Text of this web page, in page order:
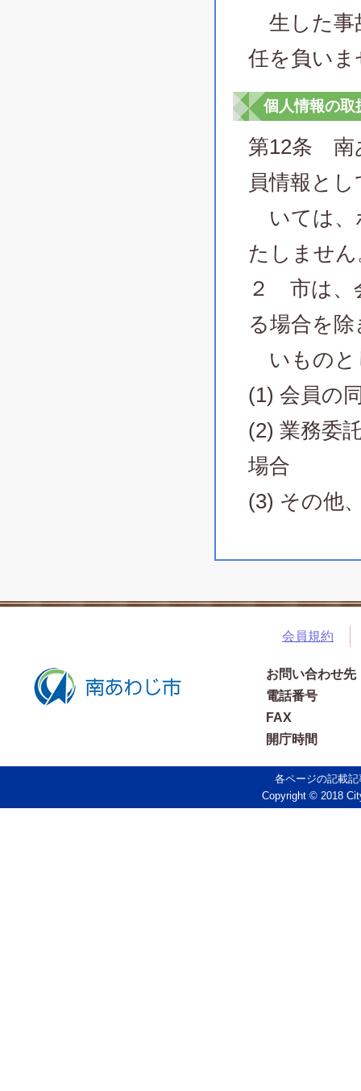
生した事
任を負い
個人情報の取
第12条 南
員情報と
いては、
たしませ
２ 市は、
る場合を
いものと
(1) 会員の
(2) 業務委
場合
(3) その他
会員規約
お問い合わせ先
電話番号
FAX
開庁時間
各ページの記載
Copyright © 2018